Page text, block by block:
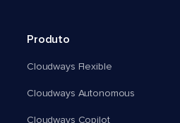
Produto
Cloudways Flexible
Cloudways Autonomous
Cloudways Copilot